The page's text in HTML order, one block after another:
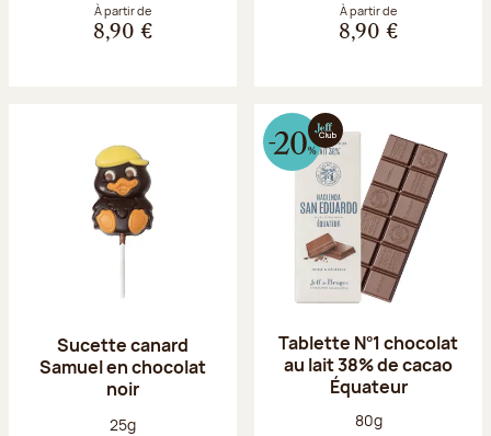
À partir de
8,90 €
À partir de
8,90 €
Sucette canard
Samuel en chocolat
noir
Poids net :
25g
Tablette N°1 chocolat
au lait 38% de cacao
Équateur
Poids net :
80g